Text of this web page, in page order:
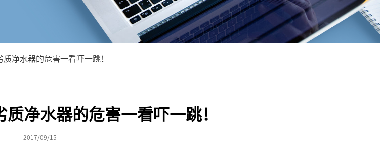
净水器的危害一看吓一跳！
净水器的危害一看吓一跳！
2017/09/15